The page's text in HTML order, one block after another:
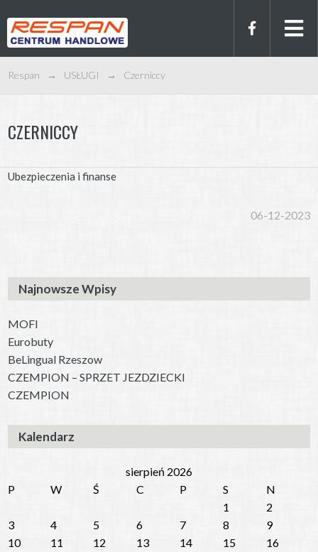
Respan → USŁUGI → Czerniccy
CZERNICCY
Ubezpieczenia i finanse
06-12-2023
Najnowsze Wpisy
MOFI
Eurobuty
BeLingual Rzeszow
CZEMPION – SPRZET JEZDZIECKI
CZEMPION
Kalendarz
sierpień 2026
P
W Ś C P S
N
1
2
3
4 5 6 7 8
9
10
11 12 13 14 15
16